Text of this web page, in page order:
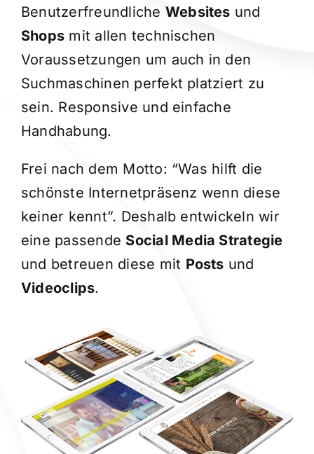
Benutzerfreundliche Websites und
Shops mit allen technischen
Voraussetzungen um auch in den
Suchmaschinen perfekt platziert zu
sein. Responsive und einfache
Handhabung.
Frei nach dem Motto: “Was hilft die
schönste Internetpräsenz wenn diese
keiner kennt”. Deshalb entwickeln wir
eine passende Social Media Strategie
und betreuen diese mit Posts und
Videoclips.